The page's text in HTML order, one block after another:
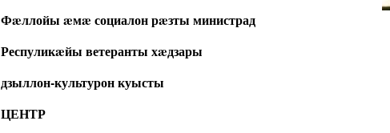
Фæллойы æмæ социалон рæзты министрад
Респуликæйы ветеранты хæдзары
дзыллон-культурон куысты
ЦЕНТР